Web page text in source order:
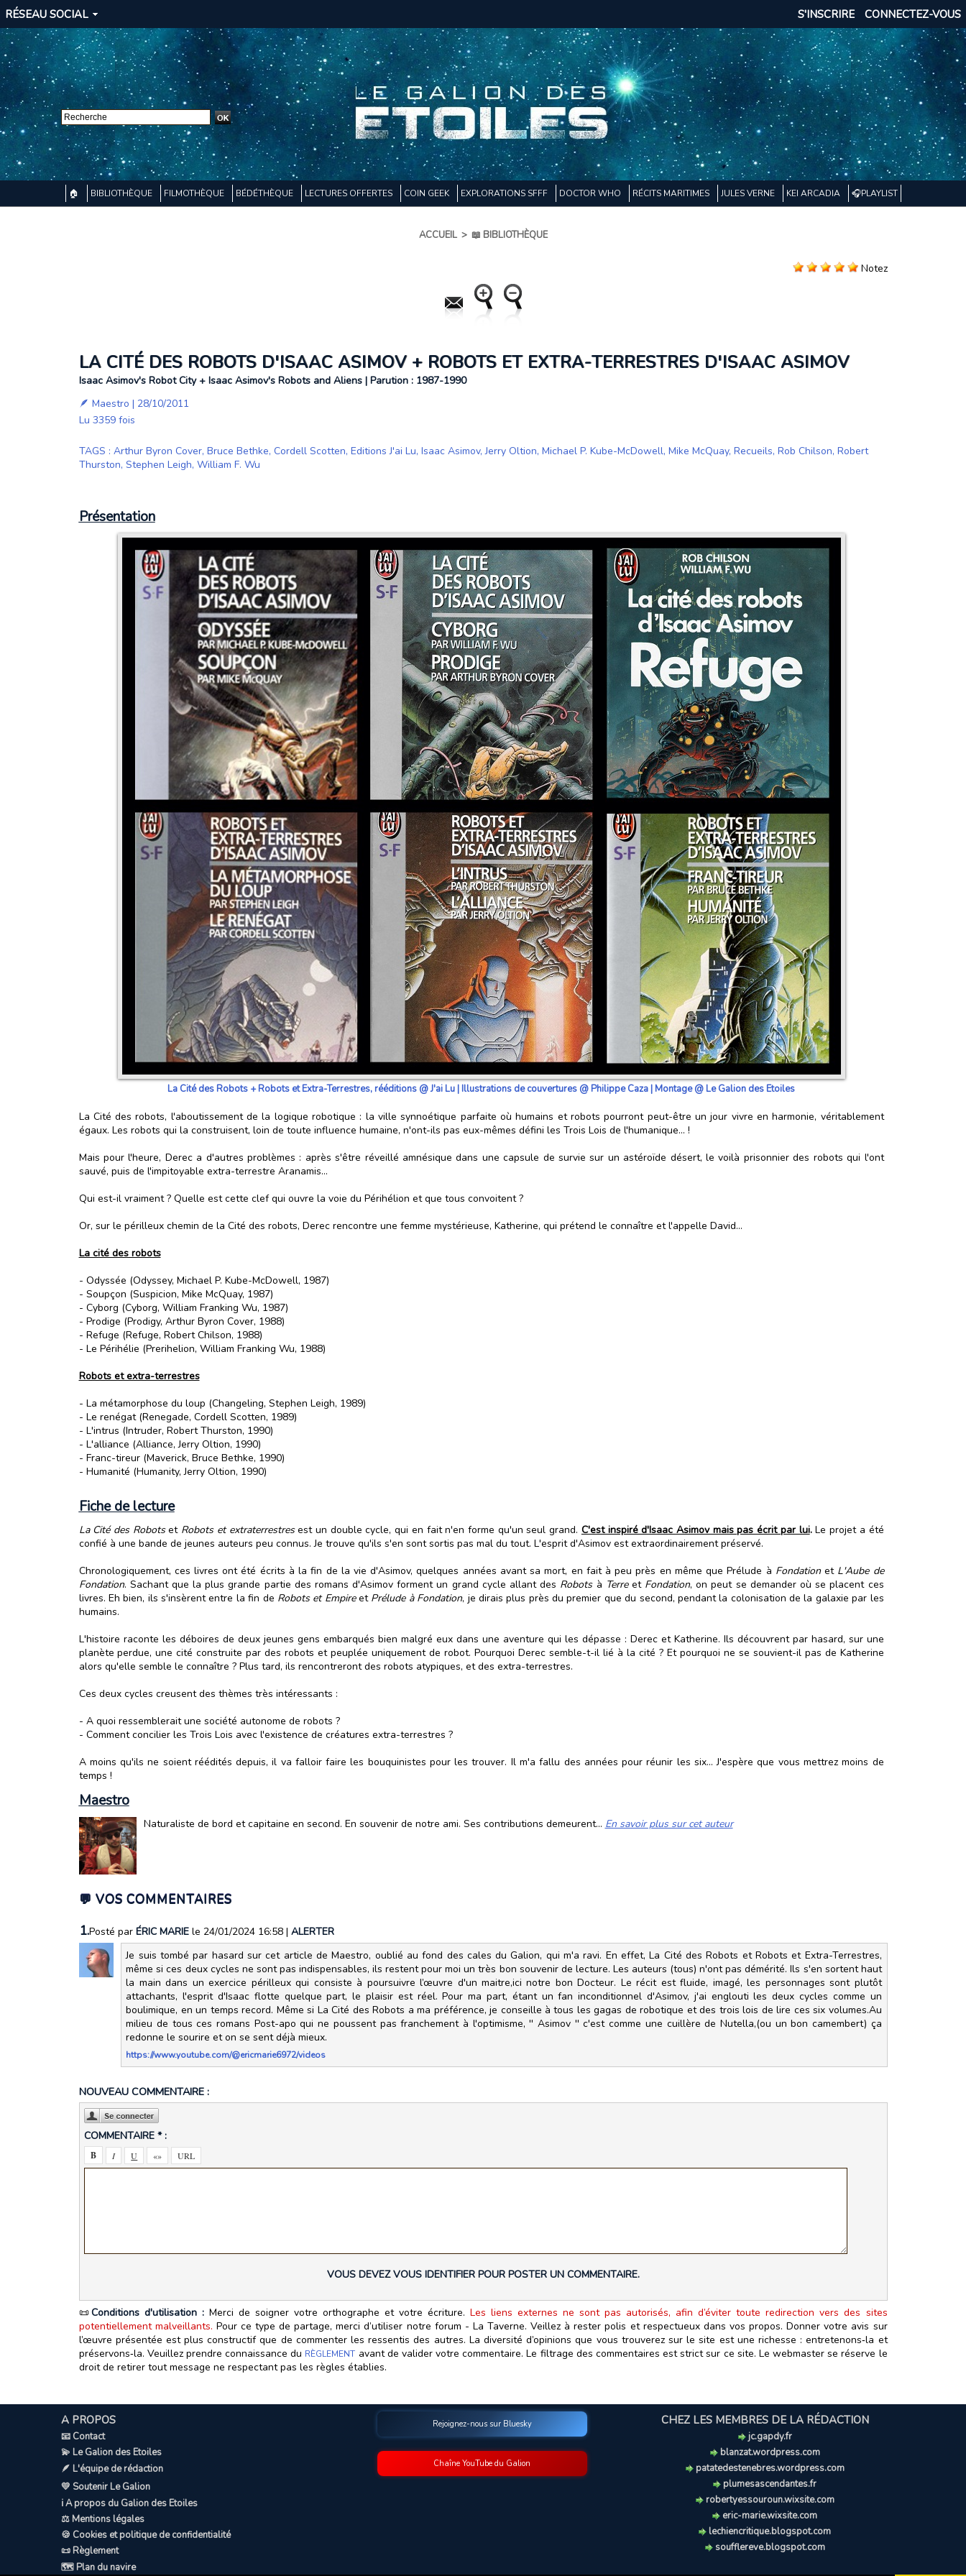
RÉSEAU SOCIAL CONNECTEZ-VOUS
S'INSCRIRE
🏠 BIBLIOTHÈQUE FILMOTHÈQUE BÉDÉTHÈQUE LECTURES OFFERTES COIN GEEK EXPLORATIONS SFFF DOCTOR WHO RÉCITS MARITIMES JULES VERNE KEI ARCADIA 🎧PLAYLIST
ACCUEIL > 📖 BIBLIOTHÈQUE
Notez
LA CITÉ DES ROBOTS D'ISAAC ASIMOV + ROBOTS ET EXTRA-TERRESTRES D'ISAAC ASIMOV
Isaac Asimov's Robot City + Isaac Asimov's Robots and Aliens | Parution : 1987-1990
🪶 Maestro | 28/10/2011
Lu 3359 fois
TAGS : Arthur Byron Cover, Bruce Bethke, Cordell Scotten, Editions J'ai Lu, Isaac Asimov,Jerry Oltion, Michael P. Kube-McDowell, Mike McQuay, Recueils, Rob Chilson, Robert
Thurston, Stephen Leigh, William F. Wu
Présentation
La Cité des Robots + Robots et Extra-Terrestres, rééditions @ J'ai Lu | Illustrations de couvertures @ Philippe Caza | Montage @ Le Galion des Etoiles
La Cité des robots, l'aboutissement de la logique robotique : la ville synnoétique parfaite où humains et robots pourront peut-être un jour vivre en harmonie, véritablement
égaux. Les robots qui la construisent, loin de toute influence humaine, n'ont-ils pas eux-mêmes défini les Trois Lois de l'humanique... !
Mais pour l'heure, Derec a d'autres problèmes : après s'être réveillé amnésique dans une capsule de survie sur un astéroïde désert, le voilà prisonnier des robots qui l'ont
sauvé, puis de l'impitoyable extra-terrestre Aranamis...
Qui est-il vraiment ? Quelle est cette clef qui ouvre la voie du Périhélion et que tous convoitent ?
Or, sur le périlleux chemin de la Cité des robots, Derec rencontre une femme mystérieuse, Katherine, qui prétend le connaître et l'appelle David...
La cité des robots
- Odyssée (Odyssey, Michael P. Kube-McDowell, 1987)
- Soupçon (Suspicion, Mike McQuay, 1987)
- Cyborg (Cyborg, William Franking Wu, 1987)
- Prodige (Prodigy, Arthur Byron Cover, 1988)
- Refuge (Refuge, Robert Chilson, 1988)
- Le Périhélie (Prerihelion, William Franking Wu, 1988)
Robots et extra-terrestres
- La métamorphose du loup (Changeling, Stephen Leigh, 1989)
- Le renégat (Renegade, Cordell Scotten, 1989)
- L'intrus (Intruder, Robert Thurston, 1990)
- L'alliance (Alliance, Jerry Oltion, 1990)
- Franc-tireur (Maverick, Bruce Bethke, 1990)
- Humanité (Humanity, Jerry Oltion, 1990)
Fiche de lecture
La Cité des Robotset Robots et extraterrestresest un double cycle, qui en fait n'en forme qu'un seul grand. C'est inspiré d'Isaac Asimov mais pas écrit par lui.Le projet a été
confié à une bande de jeunes auteurs peu connus. Je trouve qu'ils s'en sont sortis pas mal du tout. L'esprit d'Asimov est extraordinairement préservé.
Chronologiquement, ces livres ont été écrits à la fin de la vie d'Asimov, quelques années avant sa mort, en fait à peu près en même que Prélude à Fondationet L'Aube de
Fondation. Sachant que la plus grande partie des romans d'Asimov forment un grand cycle allant des Robotsà Terreet Fondation, on peut se demander où se placent ces
livres. Eh bien, ils s'insèrent entre la fin de Robots et Empireet Prélude à Fondation, je dirais plus près du premier que du second, pendant la colonisation de la galaxie par les
humains.
L'histoire raconte les déboires de deux jeunes gens embarqués bien malgré eux dans une aventure qui les dépasse : Derec et Katherine. Ils découvrent par hasard, sur une
planète perdue, une cité construite par des robots et peuplée uniquement de robot. Pourquoi Derec semble-t-il lié à la cité ? Et pourquoi ne se souvient-il pas de Katherine
alors qu'elle semble le connaître ? Plus tard, ils rencontreront des robots atypiques, et des extra-terrestres.
Ces deux cycles creusent des thèmes très intéressants :
- A quoi ressemblerait une société autonome de robots ?
- Comment concilier les Trois Lois avec l'existence de créatures extra-terrestres ?
A moins qu'ils ne soient réédités depuis, il va falloir faire les bouquinistes pour les trouver. Il m'a fallu des années pour réunir les six... J'espère que vous mettrez moins de
temps !
Maestro
Naturaliste de bord et capitaine en second. En souvenir de notre ami. Ses contributions demeurent... En savoir plus sur cet auteur
💬 VOS COMMENTAIRES
1.Posté par ÉRIC MARIE le 24/01/2024 16:58 | ALERTER
Je suis tombé par hasard sur cet article de Maestro, oublié au fond des cales du Galion, qui m'a ravi. En effet, La Cité des Robots et Robots et Extra-Terrestres,
même si ces deux cycles ne sont pas indispensables, ils restent pour moi un très bon souvenir de lecture. Les auteurs (tous) n'ont pas démérité. Ils s'en sortent haut
la main dans un exercice périlleux qui consiste à poursuivre l’œuvre d'un maitre,ici notre bon Docteur. Le récit est fluide, imagé, les personnages sont plutôt
attachants, l'esprit d'Isaac flotte quelque part, le plaisir est réel. Pour ma part, étant un fan inconditionnel d'Asimov, j'ai englouti les deux cycles comme un
boulimique, en un temps record. Même si La Cité des Robots a ma préférence, je conseille à tous les gagas de robotique et des trois lois de lire ces six volumes.Au
milieu de tous ces romans Post-apo qui ne poussent pas franchement à l'optimisme, '' Asimov '' c'est comme une cuillère de Nutella,(ou un bon camembert) ça
redonne le sourire et on se sent déjà mieux.
https://www.youtube.com/@ericmarie6972/videos
NOUVEAU COMMENTAIRE :
COMMENTAIRE * :
VOUS DEVEZ VOUS IDENTIFIER POUR POSTER UN COMMENTAIRE.
📜Conditions d'utilisation :Merci de soigner votre orthographe et votre écriture.Les liens externes ne sont pas autorisés, afin d’éviter toute redirection vers des sites
potentiellement malveillants. Pour ce type de partage, merci d’utiliser notre forum - La Taverne. Veillez à rester polis et respectueux dans vos propos. Donner votre avis sur
l’œuvre présentée est plus constructif que de commenter les ressentis des autres. La diversité d’opinions que vous trouverez sur le site est une richesse : entretenons‑la et
préservons‑la. Veuillez prendre connaissance du RÈGLEMENT avant de valider votre commentaire. Le filtrage des commentaires est strict sur ce site. Le webmaster se réserve le
droit de retirer tout message ne respectant pas les règles établies.
A PROPOS
📧 Contact
💫 Le Galion des Etoiles
🪶 L'équipe de rédaction
💛 Soutenir Le Galion
ℹ️ A propos du Galion des Etoiles
⚖️ Mentions légales
🍪 Cookies et politique de confidentialité
📜 Règlement
🗺️ Plan du navire
Rejoignez-nous sur Bluesky
Chaîne YouTube du Galion
CHEZ LES MEMBRES DE LA RÉDACTION
jc.gapdy.fr
blanzat.wordpress.com
patatedestenebres.wordpress.com
plumesascendantes.fr
robertyessouroun.wixsite.com
eric-marie.wixsite.com
lechiencritique.blogspot.com
soufflereve.blogspot.com